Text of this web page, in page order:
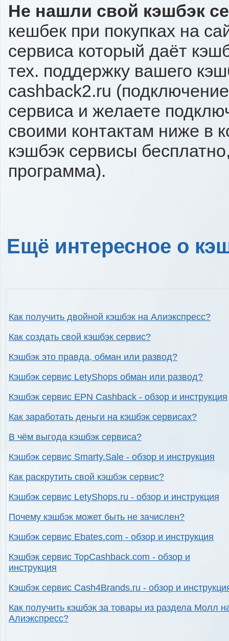
Не нашли свой кэшбэк
кешбек при покупках на
сервиса который даёт
тех. поддержку вашего
cashback2.ru
сервиса и желаете
своими контактам ниже в
кэшбэк сервисы
программа).
Ещё интересное о
Как получить двойной кэшбэк на Алиэкспресс?
Как создать свой кэшбэк сервис?
Кэшбэк это правда, обман или развод?
Кэшбэк сервис LetyShops обман или развод?
Кэшбэк сервис EPN Cashback - обзор и инструкция
Как заработать деньги на кэшбэк сервисах?
В чём выгода кэшбэк сервиса?
Кэшбэк сервис Smarty.Sale - обзор и инструкция
Как раскрутить свой кэшбэк сервис?
Кэшбэк сервис LetyShops.ru - обзор и инструкция
Почему кэшбэк может быть не зачислен?
Кэшбэк сервис Ebates.com - обзор и инструкция
Кэшбэк сервис TopCashback.com - обзор и
инструкция
Кэшбэк сервис Cash4Brands.ru - обзор и
Как получить кэшбэк за товары из раздела Молл
Алиэкспресс?